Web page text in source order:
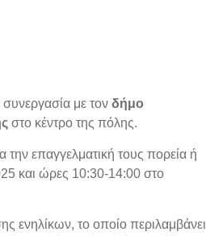
συνεργασία με τον δήμο
στο κέντρο της πόλης.
την επαγγελματική τους πορεία ή
και ώρες 10:30-14:00 στο
ενηλίκων, το οποίο περιλαμβάνει